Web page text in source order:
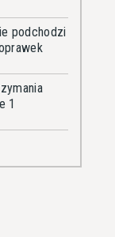
podchodzi
1